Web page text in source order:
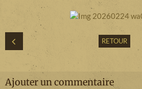
RETOUR
Ajouter un commentaire